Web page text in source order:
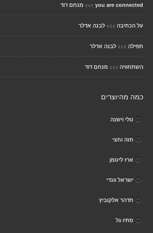
you are connected
>>> מנחם דוד
על הכתיבה >>> לבנה אדלר
תפילה >>> לבנה אדלר
השתחוויה >>> מנחם דוד
כמה מהיוצרים
טלי וישנה
תזה וחצי
ארז ליטמן
ישראל וונדי
תדהר אלקוביץ
סתיו גל